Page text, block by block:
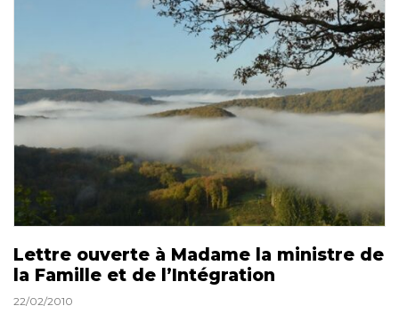
Lettre ouverte à Madame la ministre de
la Famille et de l’Intégration
22/02/2010